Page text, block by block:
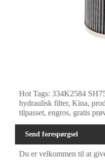
Hot Tags: 334K2584
hydraulisk filter, Kina,
tilpasset, engros, gratis
Send forespørgsel
Du er velkommen til at